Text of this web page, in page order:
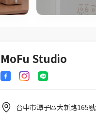
MoFu Studio
台中市潭子區大新路165號